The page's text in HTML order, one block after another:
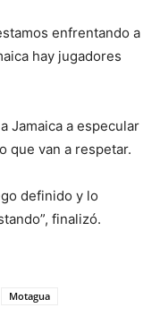
enfrentando a
hay jugadores
Jamaica a especular
que van a respetar.
definido y lo
finalizó.
Motagua